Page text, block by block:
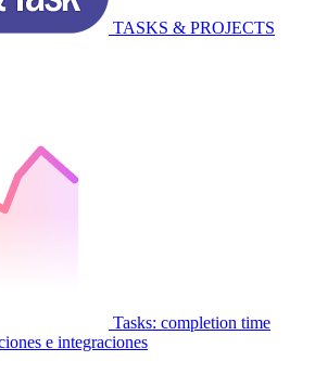
TASKS & PROJECTS
Tasks: completion time
e integraciones